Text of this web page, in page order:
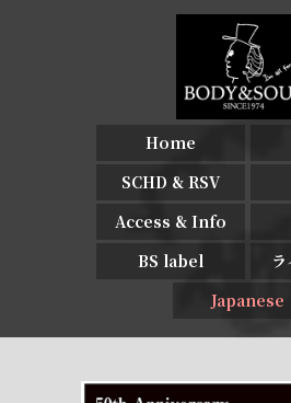
Home
SCHD & RSV
Access & Info
BS label
Japanese